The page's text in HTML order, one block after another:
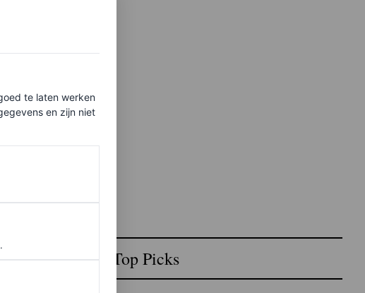
tijdens
Top Picks
te laten werken
en zijn niet